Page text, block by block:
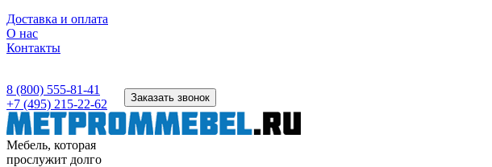
Доставка и оплата
О нас
Контакты
8 (800) 555-81-41
+7 (495) 215-22-62
Заказать звонок
Мебель, которая
прослужит долго